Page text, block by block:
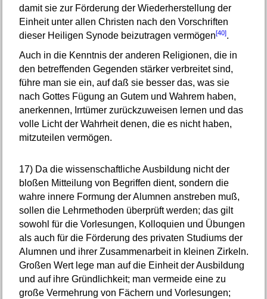
damit sie zur Förderung der Wiederherstellung der
Einheit unter allen Christen nach den Vorschriften
dieser Heiligen Synode beizutragen vermögen[40].
Auch in die Kenntnis der anderen Religionen, die in
den betreffenden Gegenden stärker verbreitet sind,
führe man sie ein, auf daß sie besser das, was sie
nach Gottes Fügung an Gutem und Wahrem haben,
anerkennen, Irrtümer zurückzuweisen lernen und das
volle Licht der Wahrheit denen, die es nicht haben,
mitzuteilen vermögen.
17)Da die wissenschaftliche Ausbildung nicht der
bloßen Mitteilung von Begriffen dient, sondern die
wahre innere Formung der Alumnen anstreben muß,
sollen die Lehrmethoden überprüft werden; das gilt
sowohl für die Vorlesungen, Kolloquien und Übungen
als auch für die Förderung des privaten Studiums der
Alumnen und ihrer Zusammenarbeit in kleinen Zirkeln.
Großen Wert lege man auf die Einheit der Ausbildung
und auf ihre Gründlichkeit; man vermeide eine zu
große Vermehrung von Fächern und Vorlesungen;